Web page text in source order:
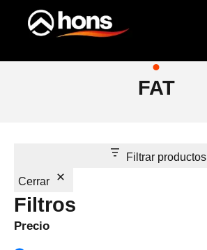
FAT
Filtrar productos
Cerrar
Filtros
Precio